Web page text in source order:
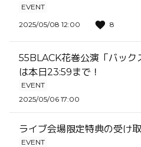
EVENT
2025/05/08 12:00
8
55BLACK花巻公演「バック
は本日23:59まで！
EVENT
2025/05/06 17:00
ライブ会場限定特典の受け
EVENT